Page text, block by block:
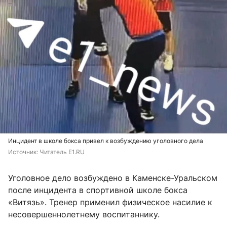
Инцидент в школе бокса привел к возбуждению уголовного дела
Источник: Читатель E1.RU
Уголовное дело возбуждено в Каменске-Уральском
после инцидента в спортивной школе бокса
«Витязь». Тренер применил физическое насилие к
несовершеннолетнему воспитаннику.